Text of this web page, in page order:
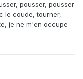
pousser, pousser
le coude, tourner,
je ne m'en occupe